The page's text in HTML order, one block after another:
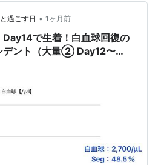
過ごす日 • 1ヶ月前
で生着！白血球回復の
デント（大量② Day12〜